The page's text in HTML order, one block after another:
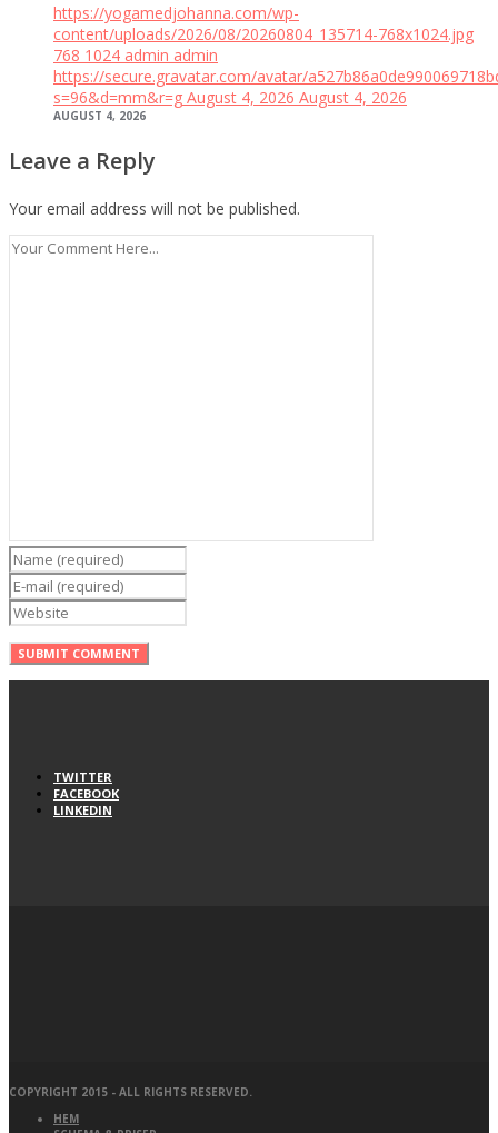
https://yogamedjohanna.com/wp-
content/uploads/2026/08/20260804_135714-768x1024.jpg
768 1024 admin admin
https://secure.gravatar.com/avatar/
s=96&d=mm&r=g August 4, 2026 August 4, 2026
AUGUST 4, 2026
Leave a Reply
Your email address will not be published.
TWITTER
FACEBOOK
LINKEDIN
COPYRIGHT 2015 - ALL RIGHTS RESERVED.
HEM